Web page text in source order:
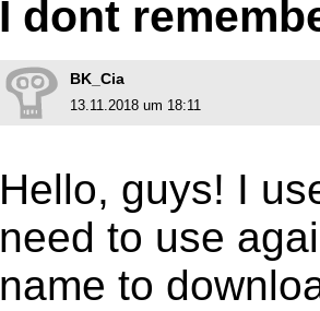
I dont
BK_Cia
13.11.2018 um 18:11
Hello, guys! I
need to use
name to